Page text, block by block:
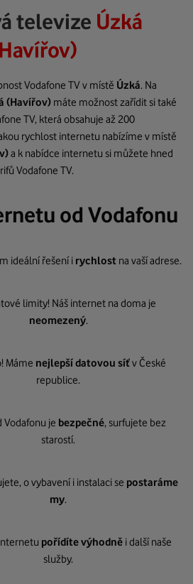
televize Úzká
Vodafone TV v místě Úzká. Na
(Havířov) máte možnost zařídit si také
TV, která obsahuje až 200
rychlost internetu nabízíme v místě
a k nabídce internetu si můžete hned
Vodafone TV.
od Vodafonu
ideální řešení i rychlost na vaší adrese.
limity! Náš internet na doma je
neomezený.
Máme nejlepší datovou síťv České
republice.
Vodafonu je bezpečné, surfujete bez
starostí.
o vybavení i instalaci se postaráme
my.
pořídíte výhodně i další naše
služby.